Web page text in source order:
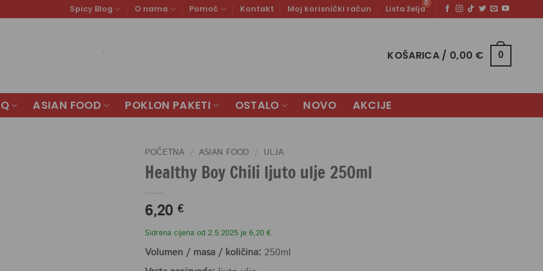
Spicy Blog O nama Pomoć Kontakt Moj korisnički račun Lista želja
KOŠARICA / 0,00 € 0
ASIAN FOOD POKLON PAKETI OSTALO NOVO AKCIJE
POČETNA / ASIAN FOOD / ULJA
Healthy Boy Chili ljuto ulje 250ml
6,20 €
Sidrena cijena od 2.5.2025 je 6,20 €.
Volumen / masa / količina: 250ml